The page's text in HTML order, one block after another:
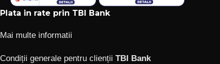
Plata in rate prin TBI Bank
Mai multe informatii
Condiții generale pentru clienții TBI Bank